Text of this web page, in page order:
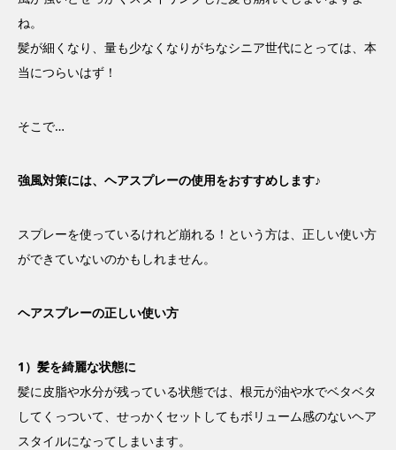
ね。
髪が細くなり、量も少なくなりがちなシニア世代にとっては、本
当につらいはず！
そこで…
強風対策には、ヘアスプレーの使用をおすすめします♪
スプレーを使っているけれど崩れる！という方は、正しい使い方
ができていないのかもしれません。
ヘアスプレーの正しい使い方
1）髪を綺麗な状態に
髪に皮脂や水分が残っている状態では、根元が油や水でベタベタ
してくっついて、せっかくセットしてもボリューム感のないヘア
スタイルになってしまいます。